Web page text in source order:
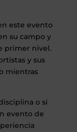
este evento
su campo y
primer nivel.
y sus
mientras
o si
evento de